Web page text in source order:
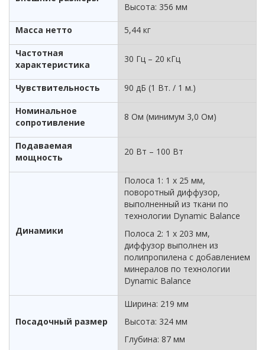
Высота: 356 мм
Масса нетто 5,44 кг
Частотная
характеристика
30 Гц – 20 кГц
Чувствительность 90 дБ (1 Вт. / 1 м.)
Номинальное
сопротивление
8 Ом (минимум 3,0 Ом)
Подаваемая
мощность
20 Вт – 100 Вт
Динамики
Полоса 1: 1 x 25 мм,
поворотный диффузор,
выполненный из ткани по
технологии Dynamic Balance
Полоса 2: 1 х 203 мм,
диффузор выполнен из
полипропилена с добавлением
минералов по технологии
Dynamic Balance
Посадочный размер
Ширина: 219 мм
Высота: 324 мм
Глубина: 87 мм